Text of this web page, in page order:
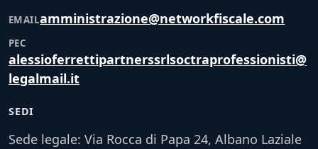
EMAILamministrazione@networkfiscale.com
PEC
alessioferrettipartnerssrlsoctraprofessionisti@
legalmail.it
SEDI
Sede legale: Via Rocca di Papa 24, Albano Laziale